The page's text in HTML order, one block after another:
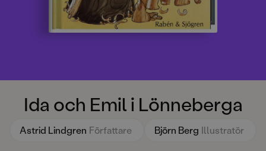
Ida och Emil i Lönneberga
Astrid Lindgren Författare Björn Berg Illustratör